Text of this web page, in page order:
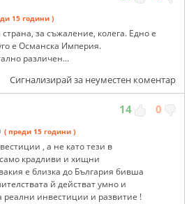
15 години )
за съжаление, колега. Едно е
е Османска Империя.
различен...
Сигнализирай за неуместен коментар
14 0
( преди 15 години )
, а не като тези в
крадливи и хищни
е близка до България бивша
й действат умно и
реални инвестиции и развитие !